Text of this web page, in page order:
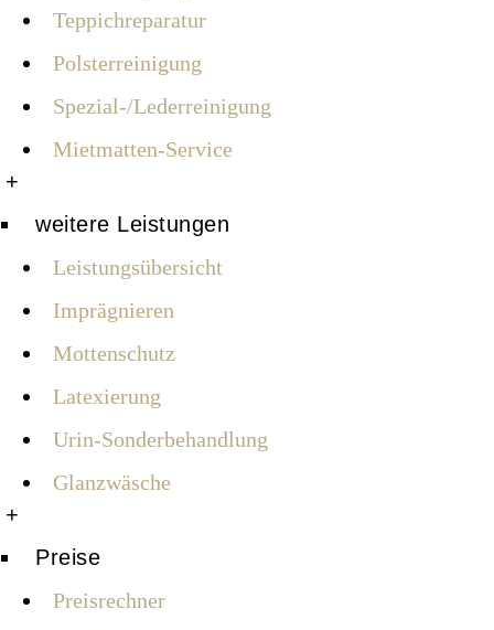
Teppichreparatur
Polsterreinigung
Spezial-/Lederreinigung
Mietmatten-Service
+
weitere Leistungen
Leistungsübersicht
Imprägnieren
Mottenschutz
Latexierung
Urin-Sonderbehandlung
Glanzwäsche
+
Preise
Preisrechner